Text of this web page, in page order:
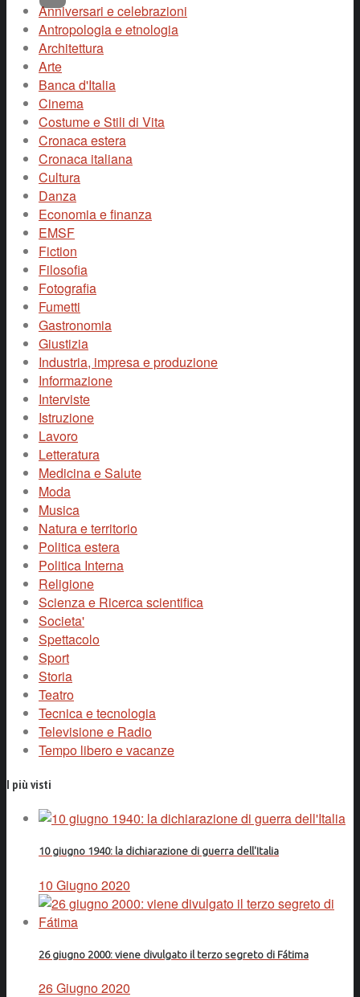
Anniversari e celebrazioni
Antropologia e etnologia
Architettura
Arte
Banca d'Italia
Cinema
Costume e Stili di Vita
Cronaca estera
Cronaca italiana
Cultura
Danza
Economia e finanza
EMSF
Fiction
Filosofia
Fotografia
Fumetti
Gastronomia
Giustizia
Industria, impresa e produzione
Informazione
Interviste
Istruzione
Lavoro
Letteratura
Medicina e Salute
Moda
Musica
Natura e territorio
Politica estera
Politica Interna
Religione
Scienza e Ricerca scientifica
Societa'
Spettacolo
Sport
Storia
Teatro
Tecnica e tecnologia
Televisione e Radio
Tempo libero e vacanze
I più visti
10 giugno 1940: la dichiarazione di guerra dell'Italia
10 Giugno 2020
26 giugno 2000: viene divulgato il terzo segreto di Fátima
26 Giugno 2020